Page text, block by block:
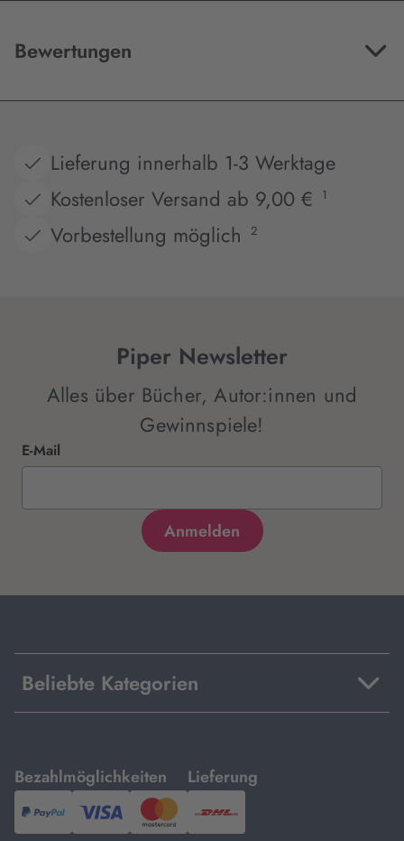
Bewertungen
Lieferung innerhalb 1-3 Werktage
Kostenloser Versand ab 9,00 €
1
Vorbestellung möglich 2
Piper Newsletter
Alles über Bücher, Autor:innen und
Gewinnspiele!
E-Mail
Beliebte Kategorien
Bezahlmöglichkeiten
mit
PayPal,Visa
und
Lieferung
mit
DHL.